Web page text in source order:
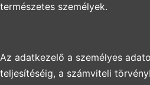
természetes személyek.
Az adatkezelő a személyes
teljesítéséig, a számviteli